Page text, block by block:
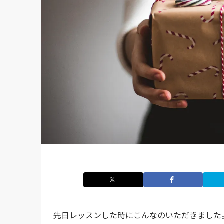
先日レッスンした時にこんなのいただきました